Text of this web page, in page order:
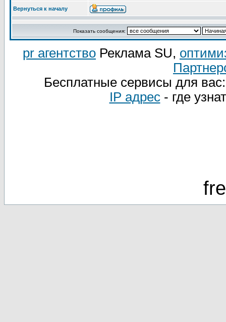
Вернуться к началу
Показать сообщения:
pr агентство Реклама SU,
Бесплатные сервисы для
IP адрес- где